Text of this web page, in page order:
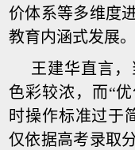
价体系等多维度
教育内涵式发展。
王建华直言
色彩较浓，而“
时操作标准过于
仅依据高考录取